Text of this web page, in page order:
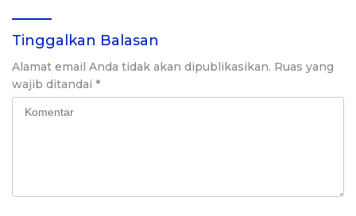
Tinggalkan Balasan
Alamat email Anda tidak akan dipublikasikan. Ruas yang
wajib ditandai *